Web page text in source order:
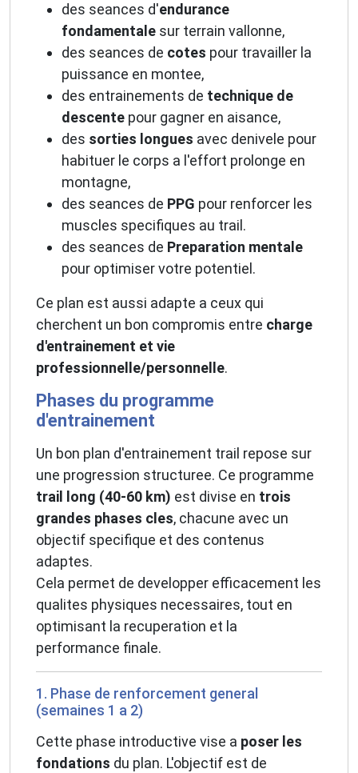
des seances d'endurance
fondamentale sur terrain vallonne,
des seances de cotes pour travailler la
puissance en montee,
des entrainements de technique de
descente pour gagner en aisance,
des sorties longues avec denivele pour
habituer le corps a l'effort prolonge en
montagne,
des seances de PPG pour renforcer les
muscles specifiques au trail.
des seances de Preparation mentale
pour optimiser votre potentiel.
Ce plan est aussi adapte a ceux qui
cherchent un bon compromis entre charge
d'entrainement et vie
professionnelle/personnelle.
Phases du programme
d'entrainement
Un bon plan d'entrainement trail repose sur
une progression structuree. Ce programme
trail long (40-60 km) est divise en trois
grandes phases cles, chacune avec un
objectif specifique et des contenus
adaptes.
Cela permet de developper efficacement les
qualites physiques necessaires, tout en
optimisant la recuperation et la
performance finale.
1. Phase de renforcement general
(semaines 1 a 2)
Cette phase introductive vise a poser les
fondations du plan. L'objectif est de